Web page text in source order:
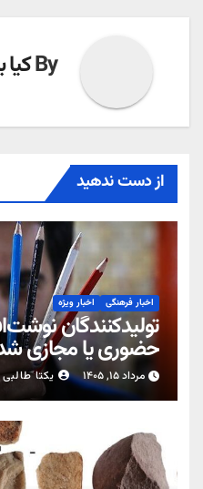
Byکیا
از دست ندهید
اخبار فرهنگی اخبار ویژه
تولیدکنندگان
حضوری یا مجازی
مرداد ۱۵, ۱۴۰۵ یکتا طالبی